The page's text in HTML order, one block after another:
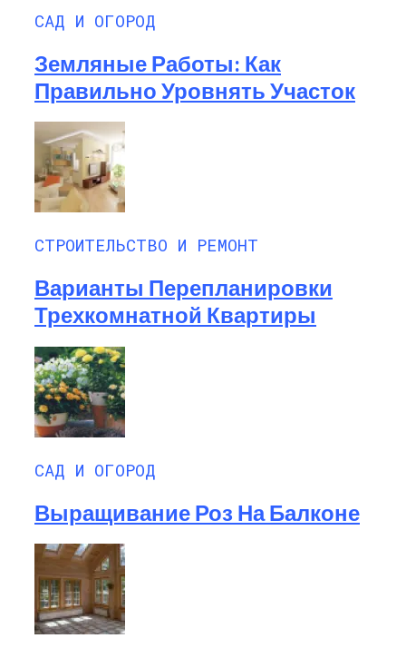
САД И ОГОРОД
Земляные Работы: Как
Правильно Уровнять Участок
СТРОИТЕЛЬСТВО И РЕМОНТ
Варианты Перепланировки
Трехкомнатной Квартиры
САД И ОГОРОД
Выращивание Роз На Балконе